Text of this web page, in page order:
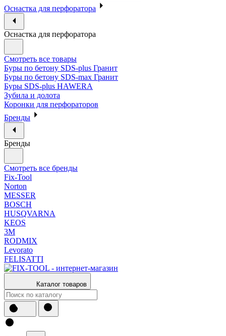
Оснастка для перфоратора
Оснастка для перфоратора
Смотреть все товары
Буры по бетону SDS-plus Гранит
Буры по бетону SDS-max Гранит
Буры SDS-plus HAWERA
Зубила и долота
Коронки для перфораторов
Бренды
Бренды
Смотреть все бренды
Fix-Tool
Norton
MESSER
BOSCH
HUSQVARNA
KEOS
3М
RODMIX
Levorato
FELISATTI
Каталог товаров